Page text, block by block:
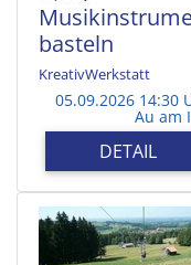
basteln
KreativWerkstatt
05.09.2026 14:30
Au am
DETAIL